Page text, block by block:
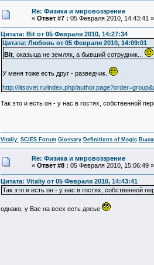
Re: Физика и мировоззрение
« Ответ #7 : 05 Февраля 2010, 14:43:41 »
Цитата: Bit от 05 Февраля 2010, 14:27:34
Цитата: Любовь от 05 Февраля 2010, 14:09:01
Bit, оказыца не земляк, а бывший сотрудник...
У меня тоже есть друг - разведчик.
http://litsovet.ru/index.php/
Так это и есть он - у нас в гостях, собственной
Vitaliy: SCIES Forum Glossary Definitions of Magic
Re: Физика и мировоззрение
« Ответ #8 : 05 Февраля 2010, 15:06:49 »
Цитата: Vitaliy от 05 Февраля 2010, 14:43:41
Так это и есть он - у нас в гостях, собственной
однако, у Вас на всех есть досье